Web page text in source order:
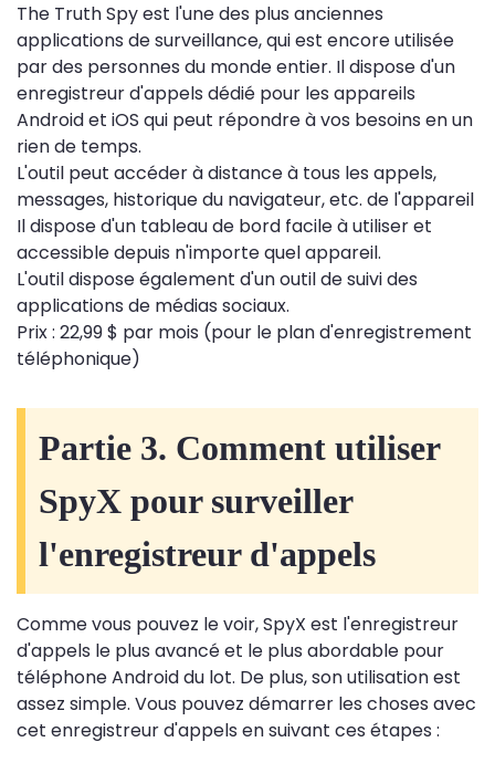
The Truth Spy est l'une des plus anciennes
applications de surveillance, qui est encore utilisée
par des personnes du monde entier. Il dispose d'un
enregistreur d'appels dédié pour les appareils
Android et iOS qui peut répondre à vos besoins en un
rien de temps.
L'outil peut accéder à distance à tous les appels,
messages, historique du navigateur, etc. de l'appareil
Il dispose d'un tableau de bord facile à utiliser et
accessible depuis n'importe quel appareil.
L'outil dispose également d'un outil de suivi des
applications de médias sociaux.
Prix ​​: 22,99 $ par mois (pour le plan d'enregistrement
téléphonique)
Partie 3. Comment utiliser
SpyX pour surveiller
l'enregistreur d'appels
Comme vous pouvez le voir, SpyX est l'enregistreur
d'appels le plus avancé et le plus abordable pour
téléphone Android du lot. De plus, son utilisation est
assez simple. Vous pouvez démarrer les choses avec
cet enregistreur d'appels en suivant ces étapes :